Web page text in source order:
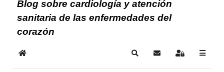
Blog sobre cardiología y atención
sanitaria de las enfermedades del
corazón
Home SearchSuscribirse a las
Sign In